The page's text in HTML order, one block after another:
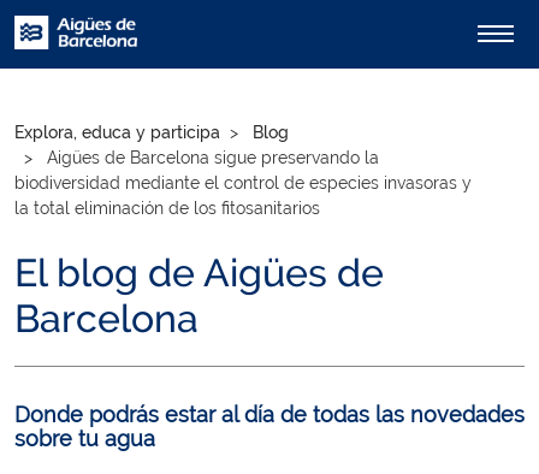
Explora, educa y participa
Blog
Aigües de Barcelona sigue preservando la
biodiversidad mediante el control de especies invasoras y
la total eliminación de los fitosanitarios
El blog de Aigües de
Barcelona
Donde podrás estar al día de todas las novedades
sobre tu agua